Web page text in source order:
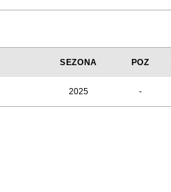
SEZONA POZ
2025 -